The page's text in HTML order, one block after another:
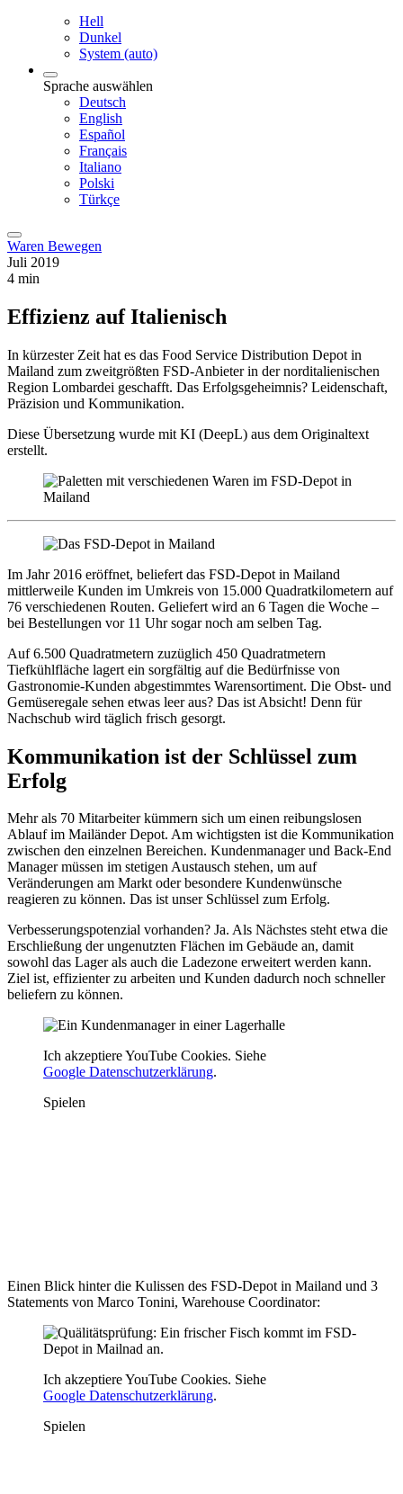
Hell
Dunkel
System (auto)
Sprache auswählen
Deutsch
English
Español
Français
Italiano
Polski
Türkçe
Waren Bewegen
Juli 2019
4 min
Effizienz auf Italienisch
In kürzester Zeit hat es das Food Service Distribution Depot in
Mailand zum zweitgrößten FSD-Anbieter in der norditalienischen
Region Lombardei geschafft. Das Erfolgsgeheimnis? Leidenschaft,
Präzision und Kommunikation.
Diese Übersetzung wurde mit KI (DeepL) aus dem Originaltext
erstellt.
Im Jahr 2016 eröffnet, beliefert das FSD-Depot in Mailand
mittlerweile Kunden im Umkreis von 15.000 Quadratkilometern auf
76 verschiedenen Routen. Geliefert wird an 6 Tagen die Woche –
bei Bestellungen vor 11 Uhr sogar noch am selben Tag.
Auf 6.500 Quadratmetern zuzüglich 450 Quadratmetern
Tiefkühlfläche lagert ein sorgfältig auf die Bedürfnisse von
Gastronomie-Kunden abgestimmtes Warensortiment. Die Obst- und
Gemüseregale sehen etwas leer aus? Das ist Absicht! Denn für
Nachschub wird täglich frisch gesorgt.
Kommunikation ist der Schlüssel zum
Erfolg
Mehr als 70 Mitarbeiter kümmern sich um einen reibungslosen
Ablauf im Mailänder Depot. Am wichtigsten ist die Kommunikation
zwischen den einzelnen Bereichen. Kundenmanager und Back-End
Manager müssen im stetigen Austausch stehen, um auf
Veränderungen am Markt oder besondere Kundenwünsche
reagieren zu können. Das ist unser Schlüssel zum Erfolg.
Verbesserungspotenzial vorhanden? Ja. Als Nächstes steht etwa die
Erschließung der ungenutzten Flächen im Gebäude an, damit
sowohl das Lager als auch die Ladezone erweitert werden kann.
Ziel ist, effizienter zu arbeiten und Kunden dadurch noch schneller
beliefern zu können.
Ich akzeptiere YouTube Cookies. Siehe
Google Datenschutzerklärung.
Spielen
Einen Blick hinter die Kulissen des FSD-Depot in Mailand und 3
Statements von Marco Tonini, Warehouse Coordinator:
Ich akzeptiere YouTube Cookies. Siehe
Google Datenschutzerklärung.
Spielen